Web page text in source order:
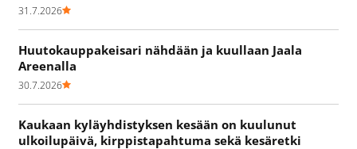
31.7.2026
Huutokauppakeisari nähdään ja kuullaan Jaala
Areenalla
30.7.2026
Kaukaan kyläyhdistyksen kesään on kuulunut
ulkoilupäivä, kirppistapahtuma sekä kesäretki